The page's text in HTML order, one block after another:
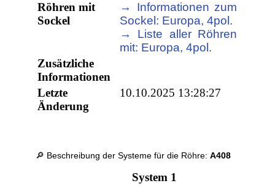
Röhren mit
Sockel
→ Informationen zum
Sockel: Europa, 4pol.
→ Liste aller Röhren
mit: Europa, 4pol.
Zusätzliche
Informationen
Letzte
Änderung
10.10.2025 13:28:27
🔎 Beschreibung der Systeme für die Röhre:A408
System 1